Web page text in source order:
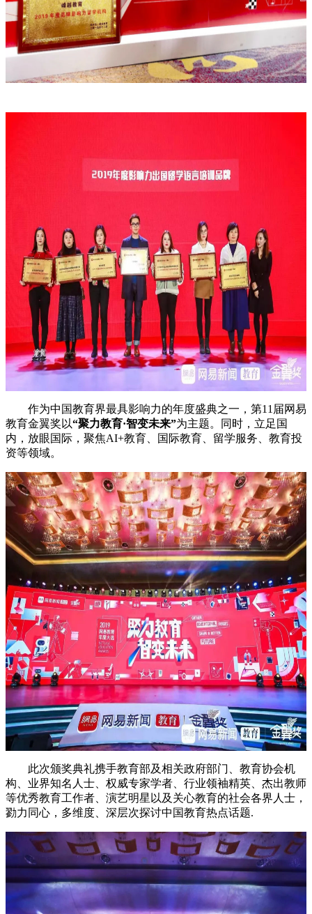
作为中国教育界最具影响力的年度盛典之一，第11届网易
教育金翼奖以“聚力教育·智变未来”为主题。同时，立足国
内，放眼国际，聚焦AI+教育、国际教育、留学服务、教育投
资等领域。
此次颁奖典礼携手教育部及相关政府部门、教育协会机
构、业界知名人士、权威专家学者、行业领袖精英、杰出教师
等优秀教育工作者、演艺明星以及关心教育的社会各界人士，
勠力同心，多维度、深层次探讨中国教育热点话题.